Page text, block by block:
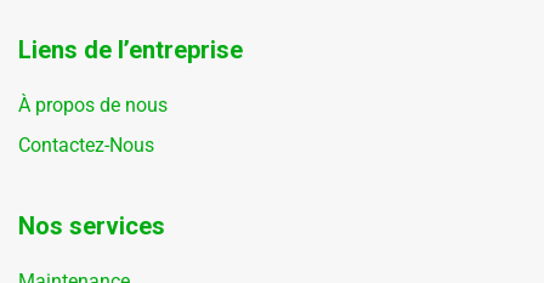
Liens de l’entreprise
À propos de nous
Contactez-Nous
Nos services